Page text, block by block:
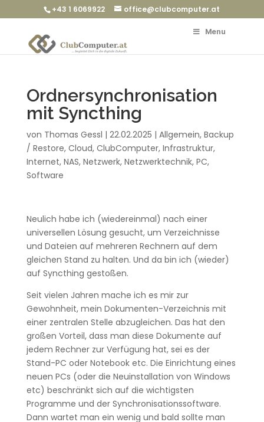
+43 1 6069922 office@clubcomputer.at
Menu
Ordnersynchronisation
mit Syncthing
von Thomas Gessl | 22.02.2025 | Allgemein, Backup
/ Restore, Cloud, ClubComputer, Infrastruktur,
Internet, NAS, Netzwerk, Netzwerktechnik, PC,
Software
Neulich habe ich (wiedereinmal) nach einer
universellen Lösung gesucht, um Verzeichnisse
und Dateien auf mehreren Rechnern auf dem
gleichen Stand zu halten. Und da bin ich (wieder)
auf Syncthing gestoßen.
Seit vielen Jahren mache ich es mir zur
Gewohnheit, mein Dokumenten-Verzeichnis mit
einer zentralen Stelle abzugleichen. Das hat den
großen Vorteil, dass man diese Dokumente auf
jedem Rechner zur Verfügung hat, sei es der
Stand-PC oder Notebook etc. Die Einrichtung eines
neuen PCs (oder die Neuinstallation von Windows
etc) beschränkt sich auf die wichtigsten
Programme und der Synchronisationssoftware.
Dann wartet man ein wenig und bald sollte man